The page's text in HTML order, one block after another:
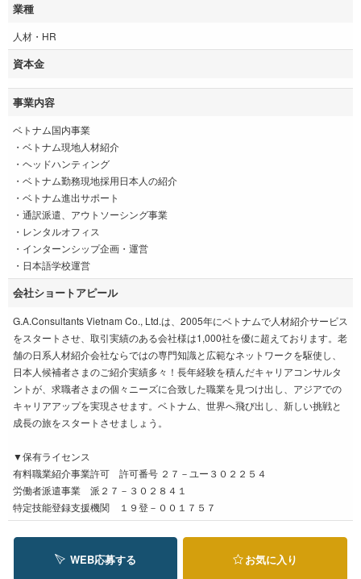
業種
人材・HR
資本金
事業内容
ベトナム国内事業
・ベトナム現地人材紹介
・ヘッドハンティング
・ベトナム勤務現地採用日本人の紹介
・ベトナム進出サポート
・通訳派遣、アウトソーシング事業
・レンタルオフィス
・インターンシップ企画・運営
・日本語学校運営
会社ショートアピール
G.A.Consultants Vietnam Co., Ltd.は、2005年にベトナムで人材紹介サービス
をスタートさせ、取引実績のある会社様は1,000社を優に超えております。老
舗の日系人材紹介会社ならではの専門知識と広範なネットワークを駆使し、
日本人候補者さまのご紹介実績多々！長年経験を積んだキャリアコンサルタ
ントが、求職者さまの個々ニーズに合致した職業を見つけ出し、アジアでの
キャリアアップを実現させます。ベトナム、世界へ飛び出し、新しい挑戦と
成長の旅をスタートさせましょう。
▼保有ライセンス
有料職業紹介事業許可 許可番号 ２７－ユー３０２２５４
労働者派遣事業 派２７－３０２８４１
特定技能登録支援機関 １９登－００１７５７
WEB応募する お気に入り